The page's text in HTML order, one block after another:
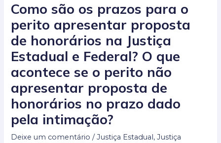
Como são os prazos para o
perito apresentar proposta
de honorários na Justiça
Estadual e Federal? O que
acontece se o perito não
apresentar proposta de
honorários no prazo dado
pela intimação?
Deixe um comentário /Justiça Estadual,Justiça